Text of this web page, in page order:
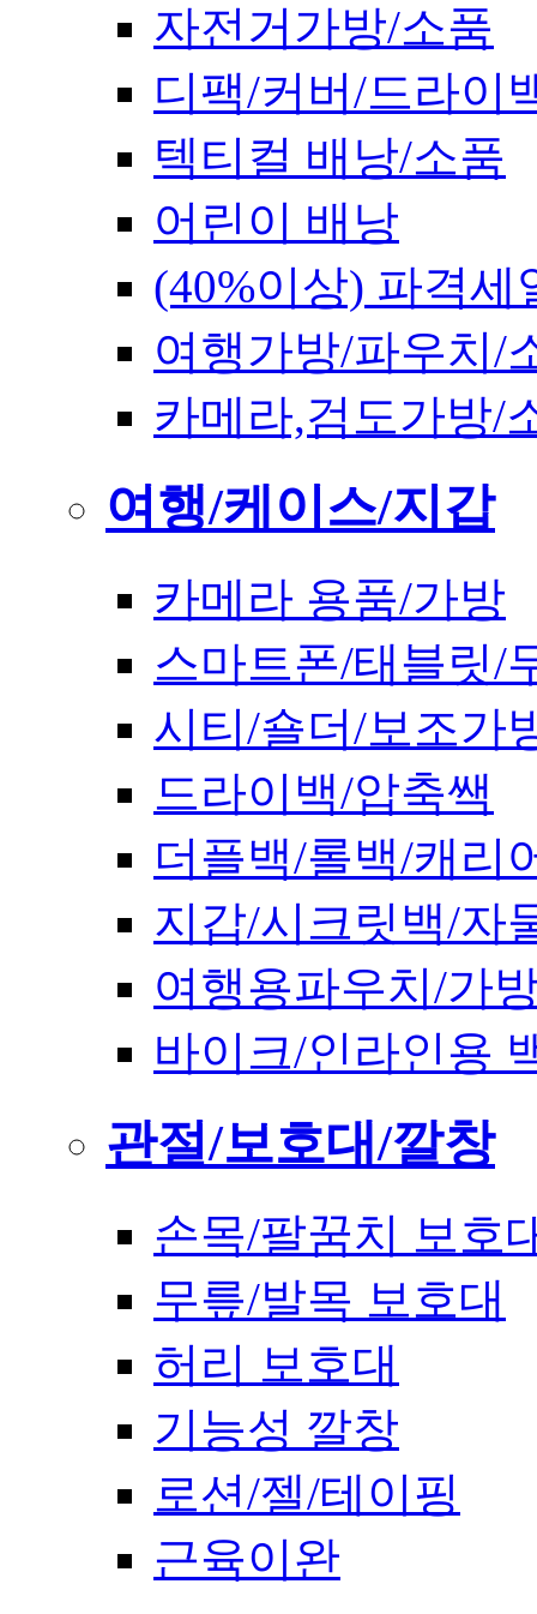
자전거가방/소품
디팩/커버/드라이
텍티컬 배낭/소품
어린이 배낭
(40%이상) 파격세
여행가방/파우치/
카메라,검도가방/
여행/케이스/지갑
카메라 용품/가방
스마트폰/태블릿/
시티/숄더/보조가
드라이백/압축쌕
더플백/롤백/캐리
지갑/시크릿백/자
여행용파우치/가
바이크/인라인용
관절/보호대/깔창
손목/팔꿈치 보호
무릎/발목 보호대
허리 보호대
기능성 깔창
로션/젤/테이핑
근육이완